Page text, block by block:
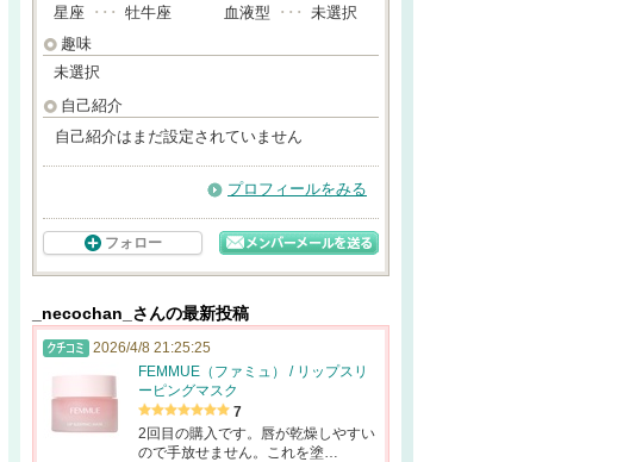
星座 ･･･ 牡牛座 血液型 ･･･ 未選択
趣味
未選択
自己紹介
自己紹介はまだ設定されていません
プロフィールをみる
フォロー
_necochan_さんの最新投稿
2026/4/8 21:25:25
FEMMUE（ファミュ） / リップスリ
ーピングマスク
7
2回目の購入です。唇が乾燥しやすい
ので手放せません。これを塗…